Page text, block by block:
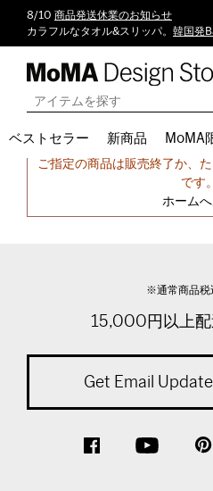
8/10 商品発送休業のお知らせ
カラフルなタオル&スリッパ。 韓国発
ベストセラー 新商品 MoMA
申し訳ござい
ご指定の商品は販売終了か、
です。
ホーム
※通常商品税
15,000円以上配
Get Email